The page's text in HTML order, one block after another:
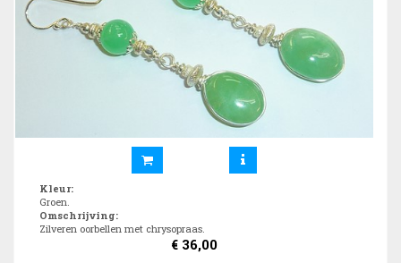
Kleur:
Groen.
Omschrijving:
Zilveren oorbellen met chrysopraas.
€ 36,00